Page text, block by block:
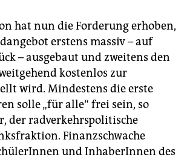
hat nun die Forderung erhoben,
erstens massiv – auf
– ausgebaut und zweitens den
kostenlos zur
wird. Mindestens die erste
solle „für alle“ frei sein, so
der radverkehrspolitische
Finanzschwache
und InhaberInnen des